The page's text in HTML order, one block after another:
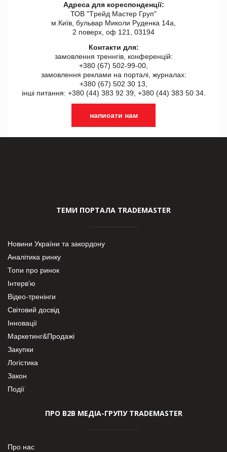
Адреса для кореспонденції:
ТОВ "Tрейд Мастер Груп"
м.Київ, бульвар Миколи Руденка 14а,
2 поверх, оф 121, 03194
Контакти для:
замовлення треннгів, конференцій:
+380 (67) 502-99-00,
замовлення реклами на порталі, журналах:
+380 (67) 502 30 13,
інші питання: +380 (44) 383 92 39, +380 (44) 383 50 34.
написати нам
ТЕМИ ПОРТАЛА TRADEMASTER
Новини України та закордону
Аналітика ринку
Топи про ринок
Інтерв’ю
Відео-тренінги
Світовий досвід
Інновації
Маркетинг&Продажі
Закупки
Логістика
Закон
Події
ПРО В2В МЕДІА-ГРУПУ TRADEMASTER
Про нас